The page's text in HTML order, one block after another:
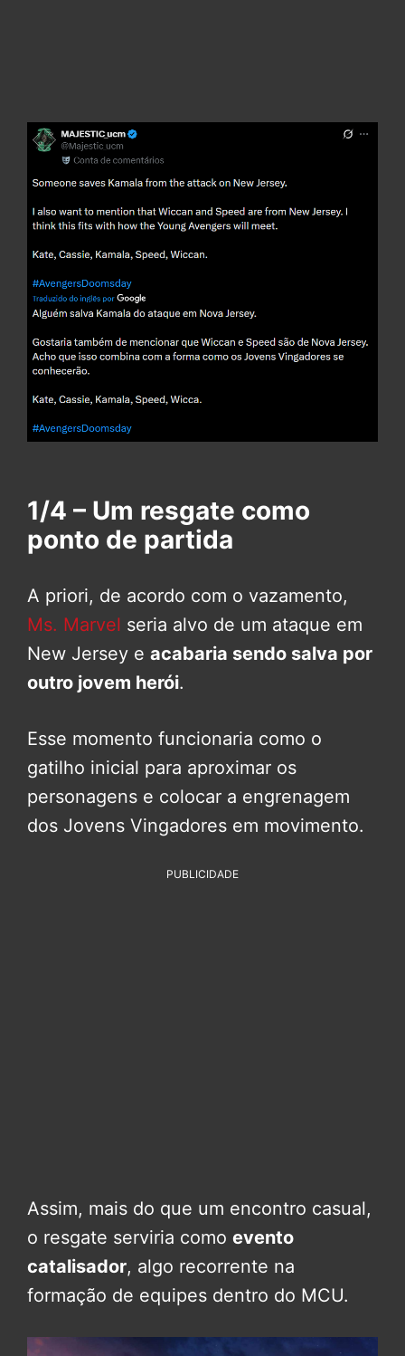
1/4 – Um resgate como
ponto de partida
A priori, de acordo com o vazamento,
Ms. Marvel seria alvo de um ataque em
New Jersey e acabaria sendo salva por
outro jovem herói.
Esse momento funcionaria como o
gatilho inicial para aproximar os
personagens e colocar a engrenagem
dos Jovens Vingadores em movimento.
PUBLICIDADE
Assim, mais do que um encontro casual,
o resgate serviria como evento
catalisador, algo recorrente na
formação de equipes dentro do MCU.